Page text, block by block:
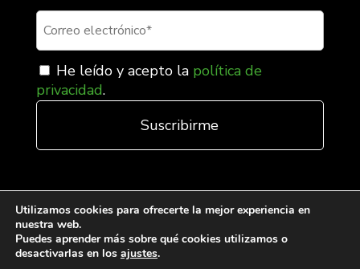
He leído y acepto la política de
privacidad.
Utilizamos cookies para ofrecerte la mejor experiencia en
nuestra web.
Puedes aprender más sobre qué cookies utilizamos o
desactivarlas en los ajustes.